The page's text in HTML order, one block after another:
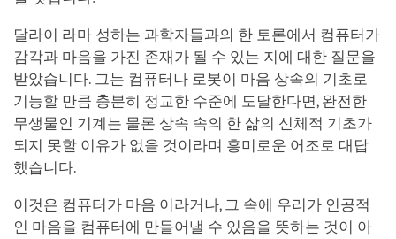
달라이 라마 성하는 과학자들과의 한 토론에서 컴퓨터가
감각과 마음을 가진 존재가 될 수 있는 지에 대한 질문을
받았습니다. 그는 컴퓨터나 로봇이 마음 상속의 기초로
기능할 만큼 충분히 정교한 수준에 도달한다면, 완전한
무생물인 기계는 물론 상속 속의 한 삶의 신체적 기초가
되지 못할 이유가 없을 것이라며 흥미로운 어조로 대답
했습니다.
이것은 컴퓨터가 마음 이라거나, 그 속에 우리가 인공적
인 마음을 컴퓨터에 만들어낼 수 있음을 뜻하는 것이 아